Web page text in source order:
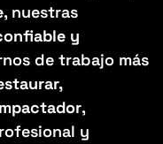
, nuestras
y
de trabajo más
,
y